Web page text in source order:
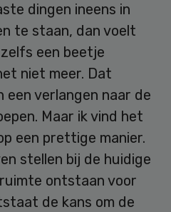
dingen ineens in
te staan, dan voelt
een beetje
niet meer. Dat
een verlangen naar de
Maar ik vind het
een prettige manier.
stellen bij de huidige
ontstaan voor
de kans om de